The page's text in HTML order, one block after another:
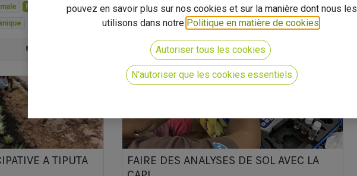
Filière Végétale
16 nov. 2024
A TIPUTA
FAIRE DES ANALYSES DE SOL AVEC LA
pouvez en savoir plus sur nos cookies et sur la manière dont nous les
utilisons dans notre Politique en matière de cookies
Autoriser tous les cookies
N'autoriser que les cookies essentiels